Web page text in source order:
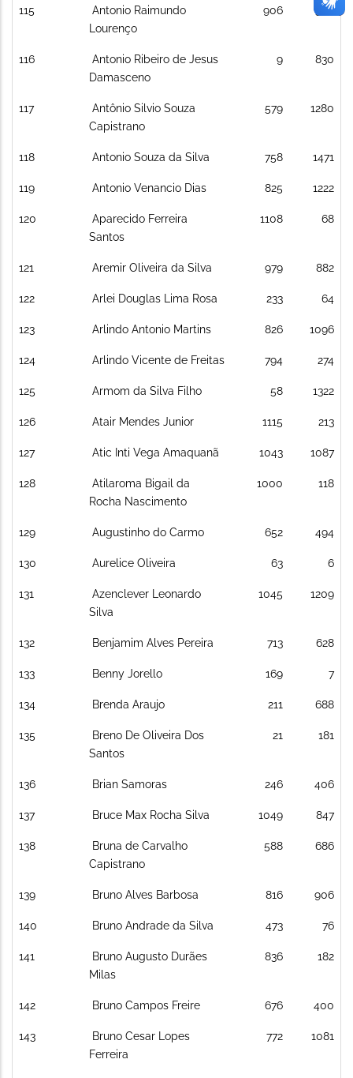
115
Antonio Raimundo
Lourenço
906 596
116
Antonio Ribeiro de Jesus
Damasceno
9 830
117
Antônio Silvio Souza
Capistrano
579 1280
118 Antonio Souza da Silva 758 1471
119 Antonio Venancio Dias 825 1222
120
Aparecido Ferreira
Santos
1108 68
121 Aremir Oliveira da Silva 979 882
122 Arlei Douglas Lima Rosa 233 64
123 Arlindo Antonio Martins 826 1096
124 Arlindo Vicente de Freitas 794 274
125 Armom da Silva Filho 58 1322
126 Atair Mendes Junior 1115 213
127 Atic Inti Vega Amaquanã 1043 1087
128
Atilaroma Bigail da
Rocha Nascimento
1000 118
129 Augustinho do Carmo 652 494
130 Aurelice Oliveira 63 6
131
Azenclever Leonardo
Silva
1045 1209
132 Benjamim Alves Pereira 713 628
133 Benny Jorello 169 7
134 Brenda Araujo 211 688
135
Breno De Oliveira Dos
Santos
21 181
136 Brian Samoras 246 406
137 Bruce Max Rocha Silva 1049 847
138
Bruna de Carvalho
Capistrano
588 686
139 Bruno Alves Barbosa 816 906
140 Bruno Andrade da Silva 473 76
141
Bruno Augusto Durães
Milas
836 182
142 Bruno Campos Freire 676 400
143
Bruno Cesar Lopes
Ferreira
772 1081